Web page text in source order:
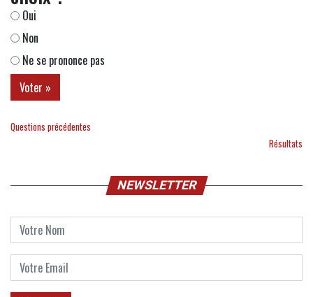
Oui
Non
Ne se prononce pas
Questions précédentes
Résultats
NEWSLETTER